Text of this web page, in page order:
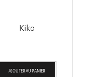
Kiko
AJOUTER AU PANIER